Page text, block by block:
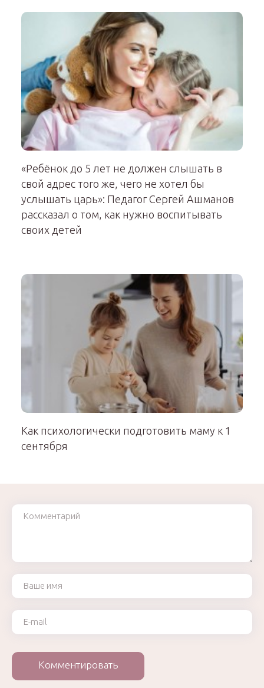
«Ребёнок до 5 лет не должен слышать в
свой адрес того же, чего не хотел бы
услышать царь»: Педагог Сергей Ашманов
рассказал о том, как нужно воспитывать
своих детей
Как психологически подготовить маму к 1
сентября
Комментарий
Ваше имя
Ваш e-mail
Комментировать